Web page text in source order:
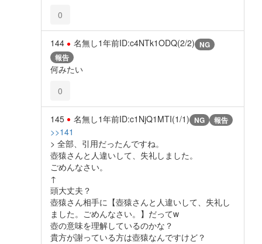
0
144 名無し1年前ID:c4NTk1ODQ(2/2) NG
報告
何みたい
0
145 名無し1年前ID:c1NjQ1MTI(1/1) NG 報告
>>141
> 全部、引用だったんですね。
壺猿さんと人違いして、失礼しました。
ごめんなさい。
↑
頭大丈夫？
壺猿さん相手に【壺猿さんと人違いして、失礼し
ました。ごめんなさい。】だってw
壺の意味を理解しているのかな？
貴方が謝っている方は壺猿なんですけど？